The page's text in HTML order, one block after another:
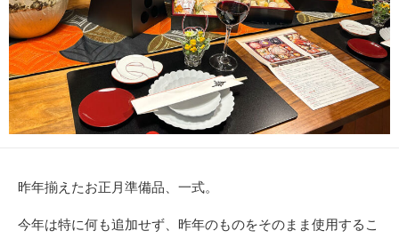
昨年揃えたお正月準備品、一式。
今年は特に何も追加せず、昨年のものをそのまま使用するこ